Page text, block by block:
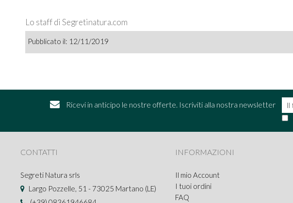
Lo staff di Segretinatura.com
Pubblicato il: 12/11/2019
Ricevi in anticipo le nostre offerte. Iscriviti alla nostra newsletter
CONTATTI
Segreti Natura srls
Largo Pozzelle, 51 - 73025 Martano (LE)
INFORMAZIONI
Il mio Account
I tuoi ordini
FAQ